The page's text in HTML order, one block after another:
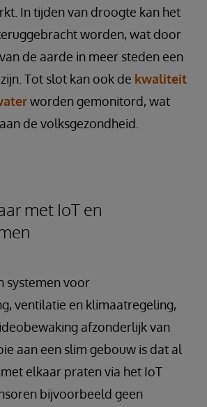
In tijden van droogte kan het
worden, wat door
de aarde in meer steden een
Tot slot kan ook de kwaliteit
worden gemonitord, wat
de volksgezondheid.
met IoT en
systemen voor
ventilatie en klimaatregeling,
afzonderlijk van
aan een slim gebouw is dat al
elkaar praten via het IoT
bijvoorbeeld geen